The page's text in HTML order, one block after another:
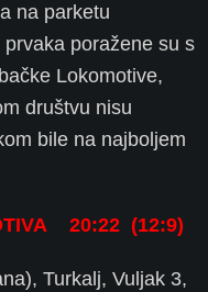
na parketu
poražene su s
Lokomotive,
društvu nisu
bile na najboljem
20:22 (12:9)
Turkalj, Vuljak 3,